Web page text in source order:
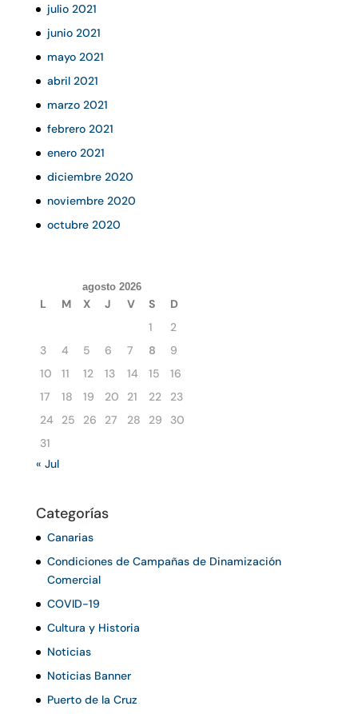
julio 2021
junio 2021
mayo 2021
abril 2021
marzo 2021
febrero 2021
enero 2021
diciembre 2020
noviembre 2020
octubre 2020
agosto 2026
L M X J V S
D
1
2
3
4 5 6 7 8
9
10
11 12 13 14 15
16
17
18 19 20 21 22
23
24
25 26 27 28 29
30
31
« Jul
Categorías
Canarias
Condiciones de Campañas de Dinamización
Comercial
COVID-19
Cultura y Historia
Noticias
Noticias Banner
Puerto de la Cruz